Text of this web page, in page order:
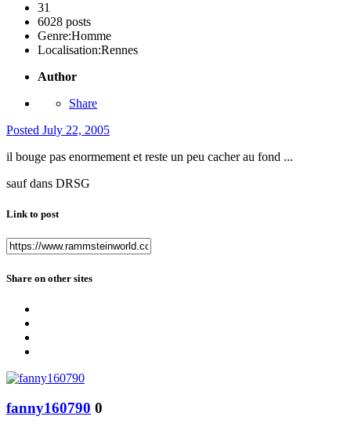
31
6028 posts
Genre:Homme
Localisation:Rennes
Author
Share
Posted July 22, 2005
il bouge pas enormement et reste un peu cacher au fond ...
sauf dans DRSG
Link to post
Share on other sites
fanny160790 0